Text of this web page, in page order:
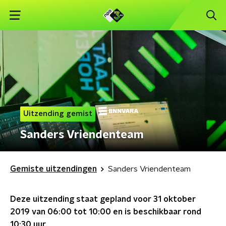
Uitzending gemist
Sanders Vriendenteam
Gemiste uitzendingen Sanders Vriendenteam
Deze uitzending staat gepland voor 31 oktober
2019 van 06:00 tot 10:00 en is beschikbaar rond